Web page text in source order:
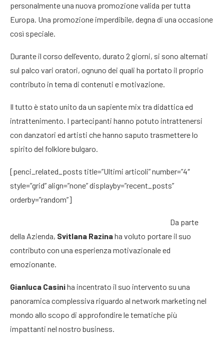
personalmente una nuova promozione valida per tutta
Europa. Una promozione imperdibile, degna di una occasione
così speciale.
Durante il corso dell’evento, durato 2 giorni, si sono alternati
sul palco vari oratori, ognuno dei quali ha portato il proprio
contributo in tema di contenuti e motivazione.
Il tutto è stato unito da un sapiente mix tra didattica ed
intrattenimento. I partecipanti hanno potuto intrattenersi
con danzatori ed artisti che hanno saputo trasmettere lo
spirito del folklore bulgaro.
[penci_related_posts title=”Ultimi articoli” number=”4″
style=”grid” align=”none” displayby=”recent_posts”
orderby=”random”]
Da parte
della Azienda, Svitlana Razinaha voluto portare il suo
contributo con una esperienza motivazionale ed
emozionante.
Gianluca Casiniha incentrato il suo intervento su una
panoramica complessiva riguardo al network marketing nel
mondo allo scopo di approfondire le tematiche più
impattanti nel nostro business.